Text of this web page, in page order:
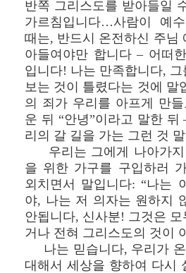
반쪽 그리스도를 받아들일
가르침입니다…사람이 예
때는, 반드시 온전하신 주님
아들여야만 합니다 – 어떠
입니다! 나는 만족합니다,
보는 것이 틀렸다는 것에 말
의 죄가 우리를 아프게 만
운 뒤 “안녕”이라고 말한 뒤
리의 갈 길을 가는 그런 것
우리는 그에게 나아가지
을 위한 가구를 구입하러
외치면서 말입니다: “나는
야, 나는 저 의자는 원하지
안됩니다, 신사분! 그것은 모
거나 전혀 그리스도의 것이
나는 믿습니다, 우리가 온
대해서 세상을 향하여 다시